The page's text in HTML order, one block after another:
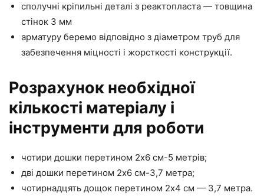
сполучні кріпильні деталі з реактопласта — товщина
стінок 3 мм
арматуру беремо відповідно з діаметром труб для
забезпечення міцності і жорсткості конструкції.
Розрахунок необхідної
кількості матеріалу і
інструменти для роботи
чотири дошки перетином 2х6 см-5 метрів;
дві дошки перетином 2х6 см-3,7 метра;
чотирнадцять дощок перетином 2х4 см — 3,7 метра.